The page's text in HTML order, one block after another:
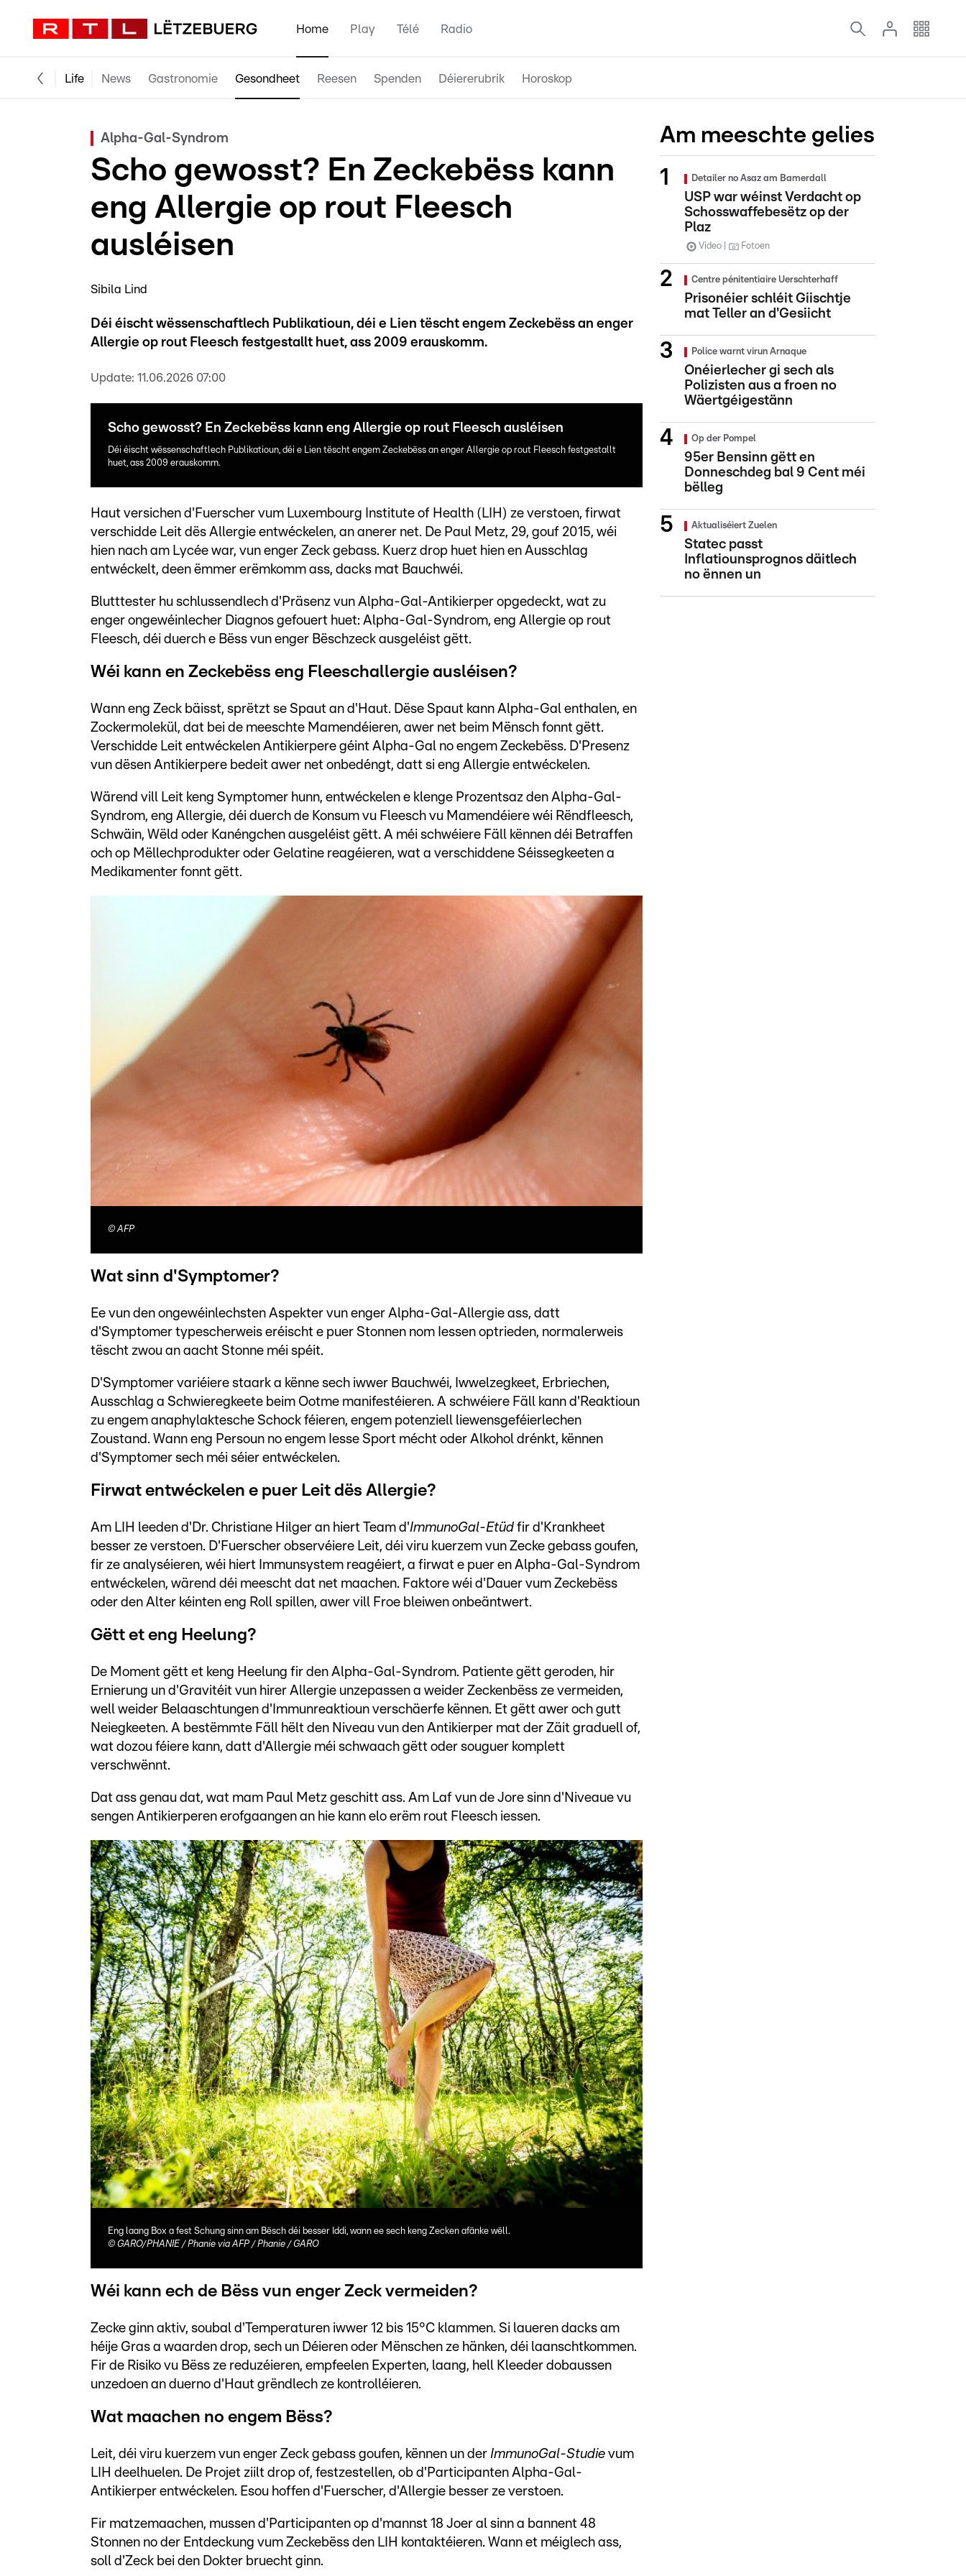
Home Play Télé Radio
Life News Gastronomie Gesondheet Reesen Spenden Déiererubrik Horoskop
Alpha-Gal-Syndrom
Scho gewosst? En Zeckebëss kann
eng Allergie op rout Fleesch
ausléisen
Sibila Lind
Déi éischt wëssenschaftlech Publikatioun, déi e Lien tëscht engem Zeckebëss an enger
Allergie op rout Fleesch festgestallt huet, ass 2009 erauskomm.
Update: 11.06.2026 07:00
Scho gewosst? En Zeckebëss kann eng Allergie op rout Fleesch ausléisen
Déi éischt wëssenschaftlech Publikatioun, déi e Lien tëscht engem Zeckebëss an enger Allergie op rout Fleesch festgestallt
huet, ass 2009 erauskomm.
Haut versichen d'Fuerscher vum Luxembourg Institute of Health (LIH) ze verstoen, firwat
verschidde Leit dës Allergie entwéckelen, an anerer net. De Paul Metz, 29, gouf 2015, wéi
hien nach am Lycée war, vun enger Zeck gebass. Kuerz drop huet hien en Ausschlag
entwéckelt, deen ëmmer erëmkomm ass, dacks mat Bauchwéi.
Blutttester hu schlussendlech d'Präsenz vun Alpha-Gal-Antikierper opgedeckt, wat zu
enger ongewéinlecher Diagnos gefouert huet: Alpha-Gal-Syndrom, eng Allergie op rout
Fleesch, déi duerch e Bëss vun enger Bëschzeck ausgeléist gëtt.
Wéi kann en Zeckebëss eng Fleeschallergie ausléisen?
Wann eng Zeck bäisst, sprëtzt se Spaut an d'Haut. Dëse Spaut kann Alpha-Gal enthalen, en
Zockermolekül, dat bei de meeschte Mamendéieren, awer net beim Mënsch fonnt gëtt.
Verschidde Leit entwéckelen Antikierpere géint Alpha-Gal no engem Zeckebëss. D'Presenz
vun dësen Antikierpere bedeit awer net onbedéngt, datt si eng Allergie entwéckelen.
Wärend vill Leit keng Symptomer hunn, entwéckelen e klenge Prozentsaz den Alpha-Gal-
Syndrom, eng Allergie, déi duerch de Konsum vu Fleesch vu Mamendéiere wéi Rëndfleesch,
Schwäin, Wëld oder Kanéngchen ausgeléist gëtt. A méi schwéiere Fäll kënnen déi Betraffen
och op Mëllechprodukter oder Gelatine reagéieren, wat a verschiddene Séissegkeeten a
Medikamenter fonnt gëtt.
©AFP
Wat sinn d'Symptomer?
Ee vun den ongewéinlechsten Aspekter vun enger Alpha-Gal-Allergie ass, datt
d'Symptomer typescherweis eréischt e puer Stonnen nom Iessen optrieden, normalerweis
tëscht zwou an aacht Stonne méi spéit.
D'Symptomer variéiere staark a kënne sech iwwer Bauchwéi, Iwwelzegkeet, Erbriechen,
Ausschlag a Schwieregkeete beim Ootme manifestéieren. A schwéiere Fäll kann d'Reaktioun
zu engem anaphylaktesche Schock féieren, engem potenziell liewensgeféierlechen
Zoustand. Wann eng Persoun no engem Iesse Sport mécht oder Alkohol drénkt, kënnen
d'Symptomer sech méi séier entwéckelen.
Firwat entwéckelen e puer Leit dës Allergie?
Am LIH leeden d'Dr. Christiane Hilger an hiert Team d'ImmunoGal-Etüd fir d'Krankheet
besser ze verstoen. D'Fuerscher observéiere Leit, déi viru kuerzem vun Zecke gebass goufen,
fir ze analyséieren, wéi hiert Immunsystem reagéiert, a firwat e puer en Alpha-Gal-Syndrom
entwéckelen, wärend déi meescht dat net maachen. Faktore wéi d'Dauer vum Zeckebëss
oder den Alter kéinten eng Roll spillen, awer vill Froe bleiwen onbeäntwert.
Gëtt et eng Heelung?
De Moment gëtt et keng Heelung fir den Alpha-Gal-Syndrom. Patiente gëtt geroden, hir
Ernierung un d'Gravitéit vun hirer Allergie unzepassen a weider Zeckenbëss ze vermeiden,
well weider Belaaschtungen d'Immunreaktioun verschäerfe kënnen. Et gëtt awer och gutt
Neiegkeeten. A bestëmmte Fäll hëlt den Niveau vun den Antikierper mat der Zäit graduell of,
wat dozou féiere kann, datt d'Allergie méi schwaach gëtt oder souguer komplett
verschwënnt.
Dat ass genau dat, wat mam Paul Metz geschitt ass. Am Laf vun de Jore sinn d'Niveaue vu
sengen Antikierperen erofgaangen an hie kann elo erëm rout Fleesch iessen.
Eng laang Box a fest Schung sinn am Bësch déi besser Iddi, wann ee sech keng Zecken afänke wëll.
© GARO/PHANIE / Phanie via AFP / Phanie / GARO
Wéi kann ech de Bëss vun enger Zeck vermeiden?
Zecke ginn aktiv, soubal d'Temperaturen iwwer 12 bis 15°C klammen. Si laueren dacks am
héije Gras a waarden drop, sech un Déieren oder Mënschen ze hänken, déi laanschtkommen.
Fir de Risiko vu Bëss ze reduzéieren, empfeelen Experten, laang, hell Kleeder dobaussen
unzedoen an duerno d'Haut grëndlech ze kontrolléieren.
Wat maachen no engem Bëss?
Leit, déi viru kuerzem vun enger Zeck gebass goufen, kënnen un der ImmunoGal-Studie vum
LIH deelhuelen. De Projet ziilt drop of, festzestellen, ob d'Participanten Alpha-Gal-
Antikierper entwéckelen. Esou hoffen d'Fuerscher, d'Allergie besser ze verstoen.
Fir matzemaachen, mussen d'Participanten op d'mannst 18 Joer al sinn a bannent 48
Stonnen no der Entdeckung vum Zeckebëss den LIH kontaktéieren. Wann et méiglech ass,
soll d'Zeck bei den Dokter bruecht ginn.
Am meeschte gelies
Detailer no Asaz am Bamerdall
USP war wéinst Verdacht op
Schosswaffebesëtz op der
Plaz
Video Fotoen
Centre pénitentiaire Uerschterhaff
Prisonéier schléit Giischtje
mat Teller an d'Gesiicht
Police warnt virun Arnaque
Onéierlecher gi sech als
Polizisten aus a froen no
Wäertgéigestänn
Op der Pompel
95er Bensinn gëtt en
Donneschdeg bal 9 Cent méi
bëlleg
Aktualiséiert Zuelen
Statec passt
Inflatiounsprognos däitlech
no ënnen un